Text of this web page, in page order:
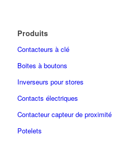
Produits
Contacteurs à clé
Boites à boutons
Inverseurs pour stores
Contacts électriques
Contacteur capteur de proximité
Potelets